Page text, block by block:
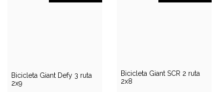
Bicicleta Giant Defy 3 ruta
2x9
Bicicleta Giant SCR 2 ruta
2x8